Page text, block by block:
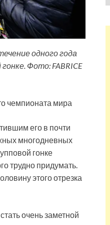
одного года
Фото: FABRICE
чемпионата мира
его в почти
многодневных
гонке
трудно придумать.
этого отрезка
очень заметной